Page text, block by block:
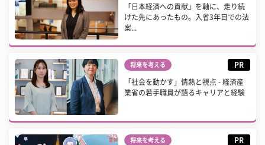
「日本経済への貢献」を軸に、走り続
けた先にあったもの。入省3年目での法
案...
将来を考える PR
「社会を動かす」情熱と視点 - 経済産
業省の若手職員が語るキャリアと経験
将来を考える PR